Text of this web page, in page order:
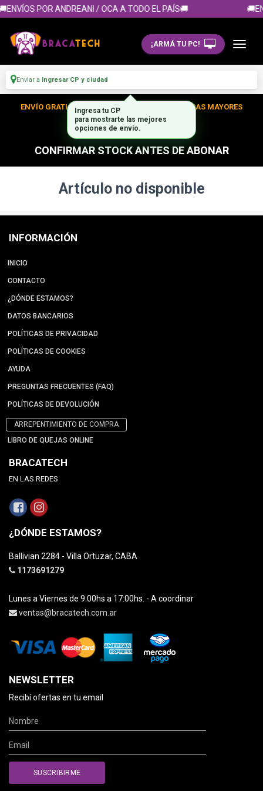
POR ANDREANI / OCA A TODO EL PAÍS🚚
¡ARMÁ TU PC!
Enviar a Ingresar CP y ciudad
ENVÍO GRATIS DENTRO DE CABA EN TUS COMPRAS MAYORES
A $300.000
CONFIRMAR STOCK ANTES DE ABONAR
Artículo no disponible
INFORMACIÓN
INICIO
CONTACTO
¿DÓNDE ESTAMOS?
DATOS BANCARIOS
POLÍTICAS DE PRIVACIDAD
POLÍTICAS DE COOKIES
AYUDA
PREGUNTAS FRECUENTES (FAQ)
POLÍTICAS DE DEVOLUCIÓN
ARREPENTIMIENTO DE COMPRA
LIBRO DE QUEJAS ONLINE
BRACATECH
EN LAS REDES
¿DÓNDE ESTAMOS?
Ballivian 2284 - Villa Ortuzar, CABA
1173691279
Lunes a Viernes de 9:00hs a 17:00hs. - A coordinar
ventas@bracatech.com.ar
NEWSLETTER
Recibí ofertas en tu email
Ingresa tu CP
para mostrarte las mejores
opciones de envío.